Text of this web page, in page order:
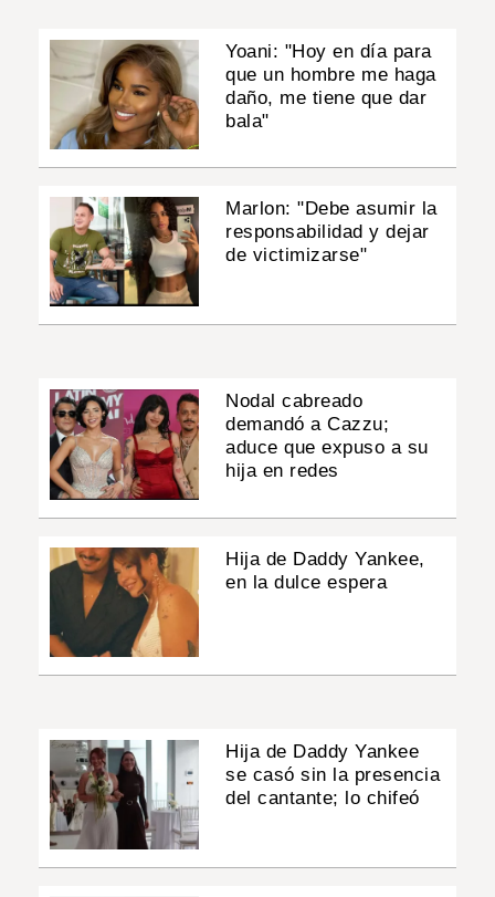
Yoani: "Hoy en día para
que un hombre me haga
daño, me tiene que dar
bala"
Marlon: "Debe asumir la
responsabilidad y dejar
de victimizarse"
Nodal cabreado
demandó a Cazzu;
aduce que expuso a su
hija en redes
Hija de Daddy Yankee,
en la dulce espera
Hija de Daddy Yankee
se casó sin la presencia
del cantante; lo chifeó